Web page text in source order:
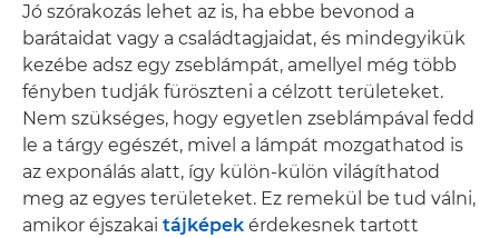
Jó szórakozás lehet az is, ha ebbe bevonod a
barátaidat vagy a családtagjaidat, és mindegyikük
kezébe adsz egy zseblámpát, amellyel még több
fényben tudják füröszteni a célzott területeket.
Nem szükséges, hogy egyetlen zseblámpával fedd
le a tárgy egészét, mivel a lámpát mozgathatod is
az exponálás alatt, így külön-külön világíthatod
meg az egyes területeket. Ez remekül be tud válni,
amikor éjszakai tájképek érdekesnek tartott